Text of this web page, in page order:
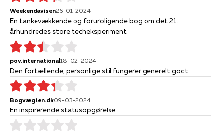
Weekendavisen26-01-2024
En tankevækkende og foruroligende bog om det 21.
århundredes store techeksperiment
pov.international18-02-2024
Den fortællende, personlige stil fungerer generelt godt
Bogvægten.dk09-03-2024
En inspirerende statusopgørelse